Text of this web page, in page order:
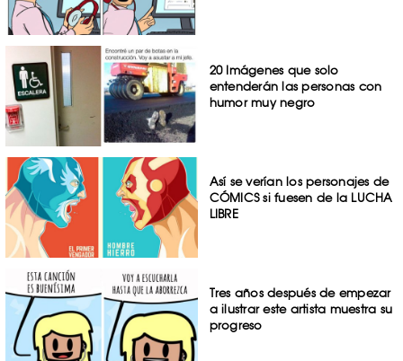
20 Imágenes que solo
entenderán las personas con
humor muy negro
Así se verían los personajes de
CÓMICS si fuesen de la LUCHA
LIBRE
Tres años después de empezar
a ilustrar este artista muestra su
progreso